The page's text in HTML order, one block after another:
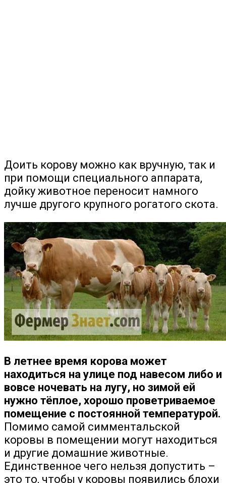
Доить корову можно как вручную, так и
при помощи специального аппарата,
дойку животное переносит намного
лучше другого крупного рогатого скота.
В летнее время корова может
находиться на улице под навесом либо и
вовсе ночевать на лугу, но зимой ей
нужно тёплое, хорошо проветриваемое
помещение с постоянной температурой.
Помимо самой симментальской
коровы в помещении могут находиться
и другие домашние животные.
Единственное чего нельзя допустить –
это то, чтобы у коровы появились блохи